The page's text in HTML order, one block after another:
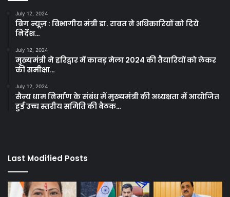
July 12, 2024
बिग न्यूज़ : विभागीय मंत्री डा. रावत ने अधिकारियों को दिये
निर्देश…
July 12, 2024
मुख्यमंत्री ने हरिद्वार में कावड़ मेला 2024 की तैयारियों को लेकर
की समीक्षा…
July 12, 2024
सैन्य धाम निर्माण के संबंध में मुख्यमंत्री की अध्यक्षता में आयोजित
हुई उच्च स्तरीय समिति की बैठक…
Last Modified Posts